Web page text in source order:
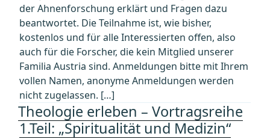
der Ahnenforschung erklärt und Fragen dazu
beantwortet. Die Teilnahme ist, wie bisher,
kostenlos und für alle Interessierten offen, also
auch für die Forscher, die kein Mitglied unserer
Familia Austria sind. Anmeldungen bitte mit Ihrem
vollen Namen, anonyme Anmeldungen werden
nicht zugelassen. […]
Theologie erleben – Vortragsreihe
1.Teil: „Spiritualität und Medizin“